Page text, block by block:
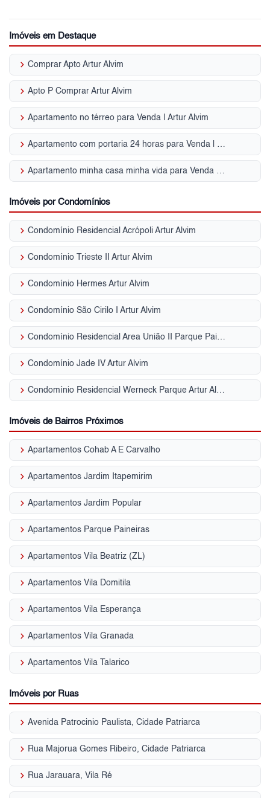
Imóveis em Destaque
keyboard_arrow_right Comprar Apto Artur Alvim
keyboard_arrow_right Apto P Comprar Artur Alvim
keyboard_arrow_right Apartamento no térreo para Venda | Artur Alvim
keyboard_arrow_right Apartamento com portaria 24 horas para Venda | Artur Alvim
keyboard_arrow_right Apartamento minha casa minha vida para Venda | Artur Alvim
Imóveis por Condomínios
keyboard_arrow_right Condomínio Residencial Acrópoli Artur Alvim
keyboard_arrow_right Condomínio Trieste II Artur Alvim
keyboard_arrow_right Condomínio Hermes Artur Alvim
keyboard_arrow_right Condomínio São Cirilo I Artur Alvim
keyboard_arrow_right Condomínio Residencial Area União II Parque Paineiras
keyboard_arrow_right Condomínio Jade IV Artur Alvim
keyboard_arrow_right Condomínio Residencial Werneck Parque Artur Alvim
Imóveis de Bairros Próximos
keyboard_arrow_right Apartamentos Cohab A E Carvalho
keyboard_arrow_right Apartamentos Jardim Itapemirim
keyboard_arrow_right Apartamentos Jardim Popular
keyboard_arrow_right Apartamentos Parque Paineiras
keyboard_arrow_right Apartamentos Vila Beatriz (ZL)
keyboard_arrow_right Apartamentos Vila Domitila
keyboard_arrow_right Apartamentos Vila Esperança
keyboard_arrow_right Apartamentos Vila Granada
keyboard_arrow_right Apartamentos Vila Talarico
Imóveis por Ruas
keyboard_arrow_right Avenida Patrocinio Paulista, Cidade Patriarca
keyboard_arrow_right Rua Majorua Gomes Ribeiro, Cidade Patriarca
keyboard_arrow_right Rua Jarauara, Vila Ré